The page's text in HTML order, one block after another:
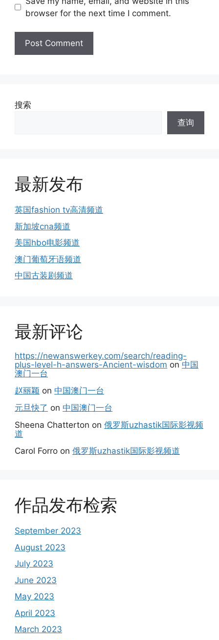
browser for the next time I comment.
搜索
查询
最新发布
英国fashion tv高清频道
新加坡cna频道
美国hbo电影频道
澳门葡萄牙语频道
中国古装剧频道
最新评论
https://newanswerkey.com/search/reading-
plus-level-h-answers-Ancient-wisdom on 中国
澳门一台
赵丽颖 on 中国澳门一台
元旦快了 on 中国澳门一台
Sheena Chatterton on 俄罗斯uzhastik国际影视频
道
Carol Forro on 俄罗斯uzhastik国际影视频道
作品发布检索
September 2023
August 2023
July 2023
June 2023
May 2023
April 2023
March 2023